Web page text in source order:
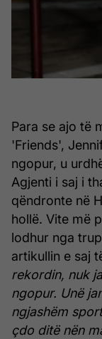
Para se ajo të
'Friends',
ngopur, u
Agjenti i saj i
qëndronte në
hollë. Vite më
lodhur nga
artikullin e saj
rekordin, nuk
ngopur. Unë
ngjashëm
çdo ditë nën